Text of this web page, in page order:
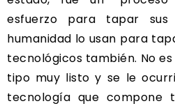
esfuerzo para tapar
humanidad lo usan para
tecnológicos también. No
tipo muy listo y se le
tecnología que compone